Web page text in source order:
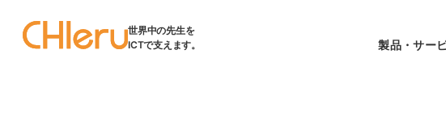
世界中の先生を
ICTで支えます。
製品・サー